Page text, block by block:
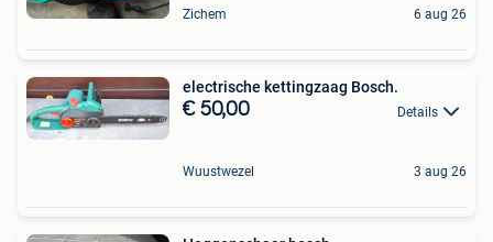
Zichem 6 aug 26
electrische kettingzaag Bosch.
€ 50,00 Details
Wuustwezel 3 aug 26